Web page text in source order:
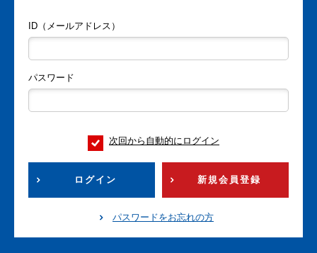
ID（メールアドレス）
パスワード
次回から自動的にログイン
ログイン 新規会員登録
パスワードをお忘れの方